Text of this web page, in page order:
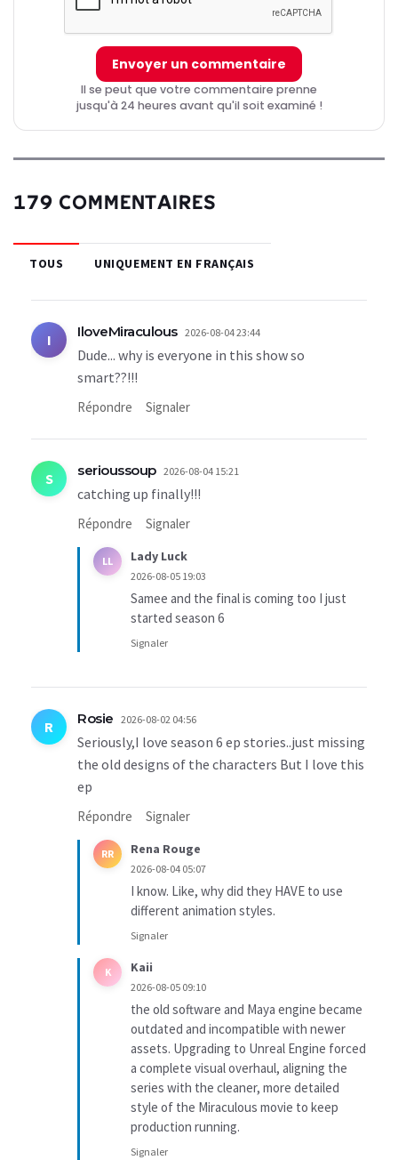
Envoyer un commentaire
Il se peut que votre commentaire prenne
jusqu'à 24 heures avant qu'il soit examiné !
179 COMMENTAIRES
TOUS UNIQUEMENT EN FRANÇAIS
I IloveMiraculous 2026-08-04 23:44
Dude... why is everyone in this show so
smart??!!!
Répondre Signaler
S serioussoup 2026-08-04 15:21
catching up finally!!!
Répondre Signaler
LL Lady Luck
2026-08-05 19:03
Samee and the final is coming too I just
started season 6
Signaler
R Rosie 2026-08-02 04:56
Seriously,I love season 6 ep stories..just missing
the old designs of the characters But I love this
ep
Répondre Signaler
RR Rena Rouge
2026-08-04 05:07
I know. Like, why did they HAVE to use
different animation styles.
Signaler
K Kaii
2026-08-05 09:10
the old software and Maya engine became
outdated and incompatible with newer
assets. Upgrading to Unreal Engine forced
a complete visual overhaul, aligning the
series with the cleaner, more detailed
style of the Miraculous movie to keep
production running.
Signaler